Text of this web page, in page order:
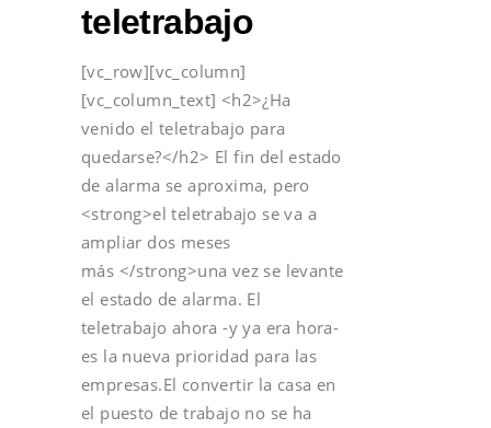
teletrabajo
[vc_row][vc_column]
[vc_column_text] <h2>¿Ha
venido el teletrabajo para
quedarse?</h2> El fin del estado
de alarma se aproxima, pero
<strong>el teletrabajo se va a
ampliar dos meses
más </strong>una vez se levante
el estado de alarma. El
teletrabajo ahora -y ya era hora-
es la nueva prioridad para las
empresas.El convertir la casa en
el puesto de trabajo no se ha